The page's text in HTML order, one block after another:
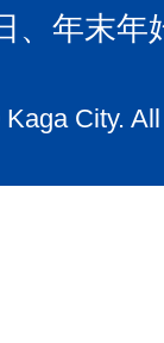
、年末
City.